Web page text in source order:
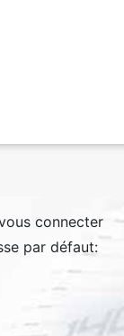
connecter
par défaut: